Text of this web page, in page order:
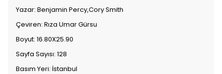
Yazar: Benjamin Percy,Cory Smith
Çeviren: Rıza Umar Gürsu
Boyut: 16.80X25.90
Sayfa Sayısı: 128
Basım Yeri: İstanbul